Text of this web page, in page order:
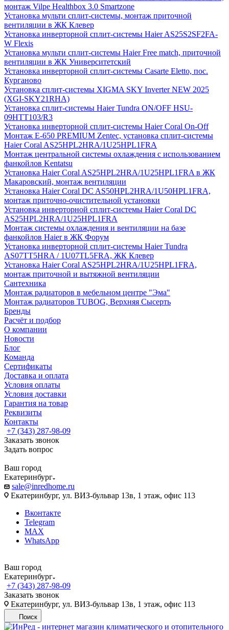
монтаж Vilpe Healthbox 3.0 Smartzone
Установка мульти сплит-системы, монтаж приточной
вентиляции в ЖК Клевер
Установка инверторной сплит-системы Haier AS25S2SF2FA-
W Flexis
Установка мульти сплит-системы Haier Free match, приточной
вентиляции в ЖК Университетский
Установка инверторной сплит-системы Casarte Eletto, пос.
Курганово
Установка сплит-системы XIGMA SKY Inverter NEW 2025
(XGI-SKY21RHA)
Установка сплит-системы Haier Tundra ON/OFF HSU-
09HTT103/R3
Установка инверторной сплит-системы Haier Coral On-Off
Монтаж E-650 PREMIUM Zentec, установка сплит-системы
Haier Coral AS25HPL2HRA/1U25HPL1FRA
Монтаж центральной системы охлаждения с использованием
фанкойлов Kentatsu
Установка Haier Coral AS25HPL2HRA/1U25HPL1FRA в ЖК
Макаровский, монтаж вентиляции
Установка Haier Coral DC AS50HPL2HRA/1U50HPL1FRA,
монтаж приточно-очистительной установки
Установка инверторной сплит-системы Haier Coral DC
AS25HPL2HRA/1U25HPL1FRA
Монтаж системы охлаждения и вентиляции на базе
фанкойлов Haier в ЖК Форум
Установка инверторной сплит-системы Haier Tundra
AS07TT5HRA / 1U07TL5FRA, ЖК Клевер
Установка Haier Coral AS25HPL2HRA/1U25HPL1FRA,
монтаж приточной и вытяжной вентиляции
Сантехника
Монтаж радиаторов в мебельном центре "Эма"
Монтаж радиаторов TUBOG, Верхняя Сысерть
Бренды
Расчёт и подбор
О компании
Новости
Блог
Команда
Сертификаты
Доставка и оплата
Условия оплаты
Условия доставки
Гарантия на товар
Реквизиты
Контакты
+7 (343) 287-98-09
Заказать звонок
Задать вопрос
Ваш город
Екатеринбург
sale@inredhome.ru
Екатеринбург, ул. ВИЗ-бульвар 13в, 1 этаж, офис 113
Вконтакте
Telegram
MAX
WhatsApp
Ваш город
Екатеринбург
+7 (343) 287-98-09
Заказать звонок
Екатеринбург, ул. ВИЗ-бульвар 13в, 1 этаж, офис 113
Поиск